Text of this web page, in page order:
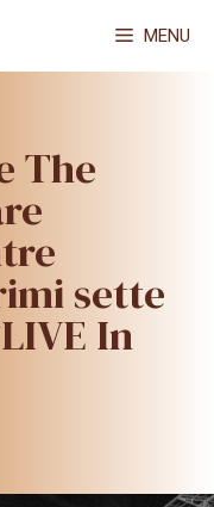
MENU
The
sette
In